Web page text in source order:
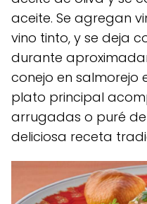
aceite. Se agregan
vino tinto, y se deja
durante
conejo en salmorejo
plato principal
arrugadas o puré de
deliciosa receta